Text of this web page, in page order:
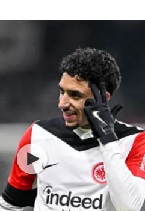
הפועל תל אביב
הפועל באר שבע
מכבי נתניה
בני יהודה